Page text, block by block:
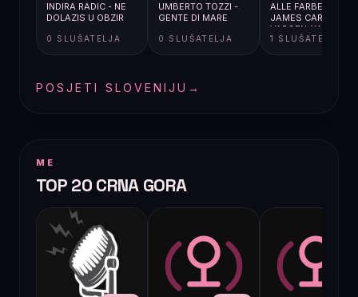
INDIRA RADIC - NE
DOLAZIS U OBZIR
0 SLUŠATELJA
UMBERTO TOZZI -
GENTE DI MARE
0 SLUŠATELJA
ALLE FARBEN;
JAMES CARTER,
VARGEN / WANNA
DANCE
1 SLUŠATELJA
POSJETI SLOVENIJU →
ME
TOP 20 CRNA GORA